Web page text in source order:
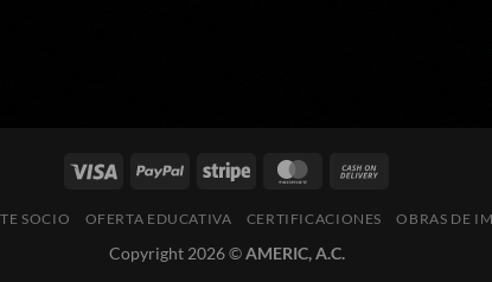
SOCIO OFERTA EDUCATIVA CERTIFICACIONES OBRAS DE
Copyright 2026 ©AMERIC, A.C.